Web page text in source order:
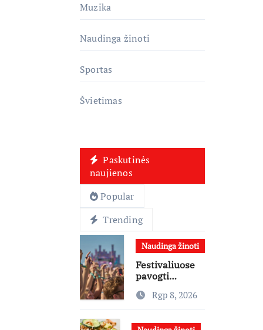
Muzika
Naudinga žinoti
Sportas
Švietimas
Paskutinės
naujienos
Popular
Trending
Naudinga žinoti
Festivaliuose
pavogti
ausinės ir
laikrodžiai –
ekspertai
Rgp 8, 2026